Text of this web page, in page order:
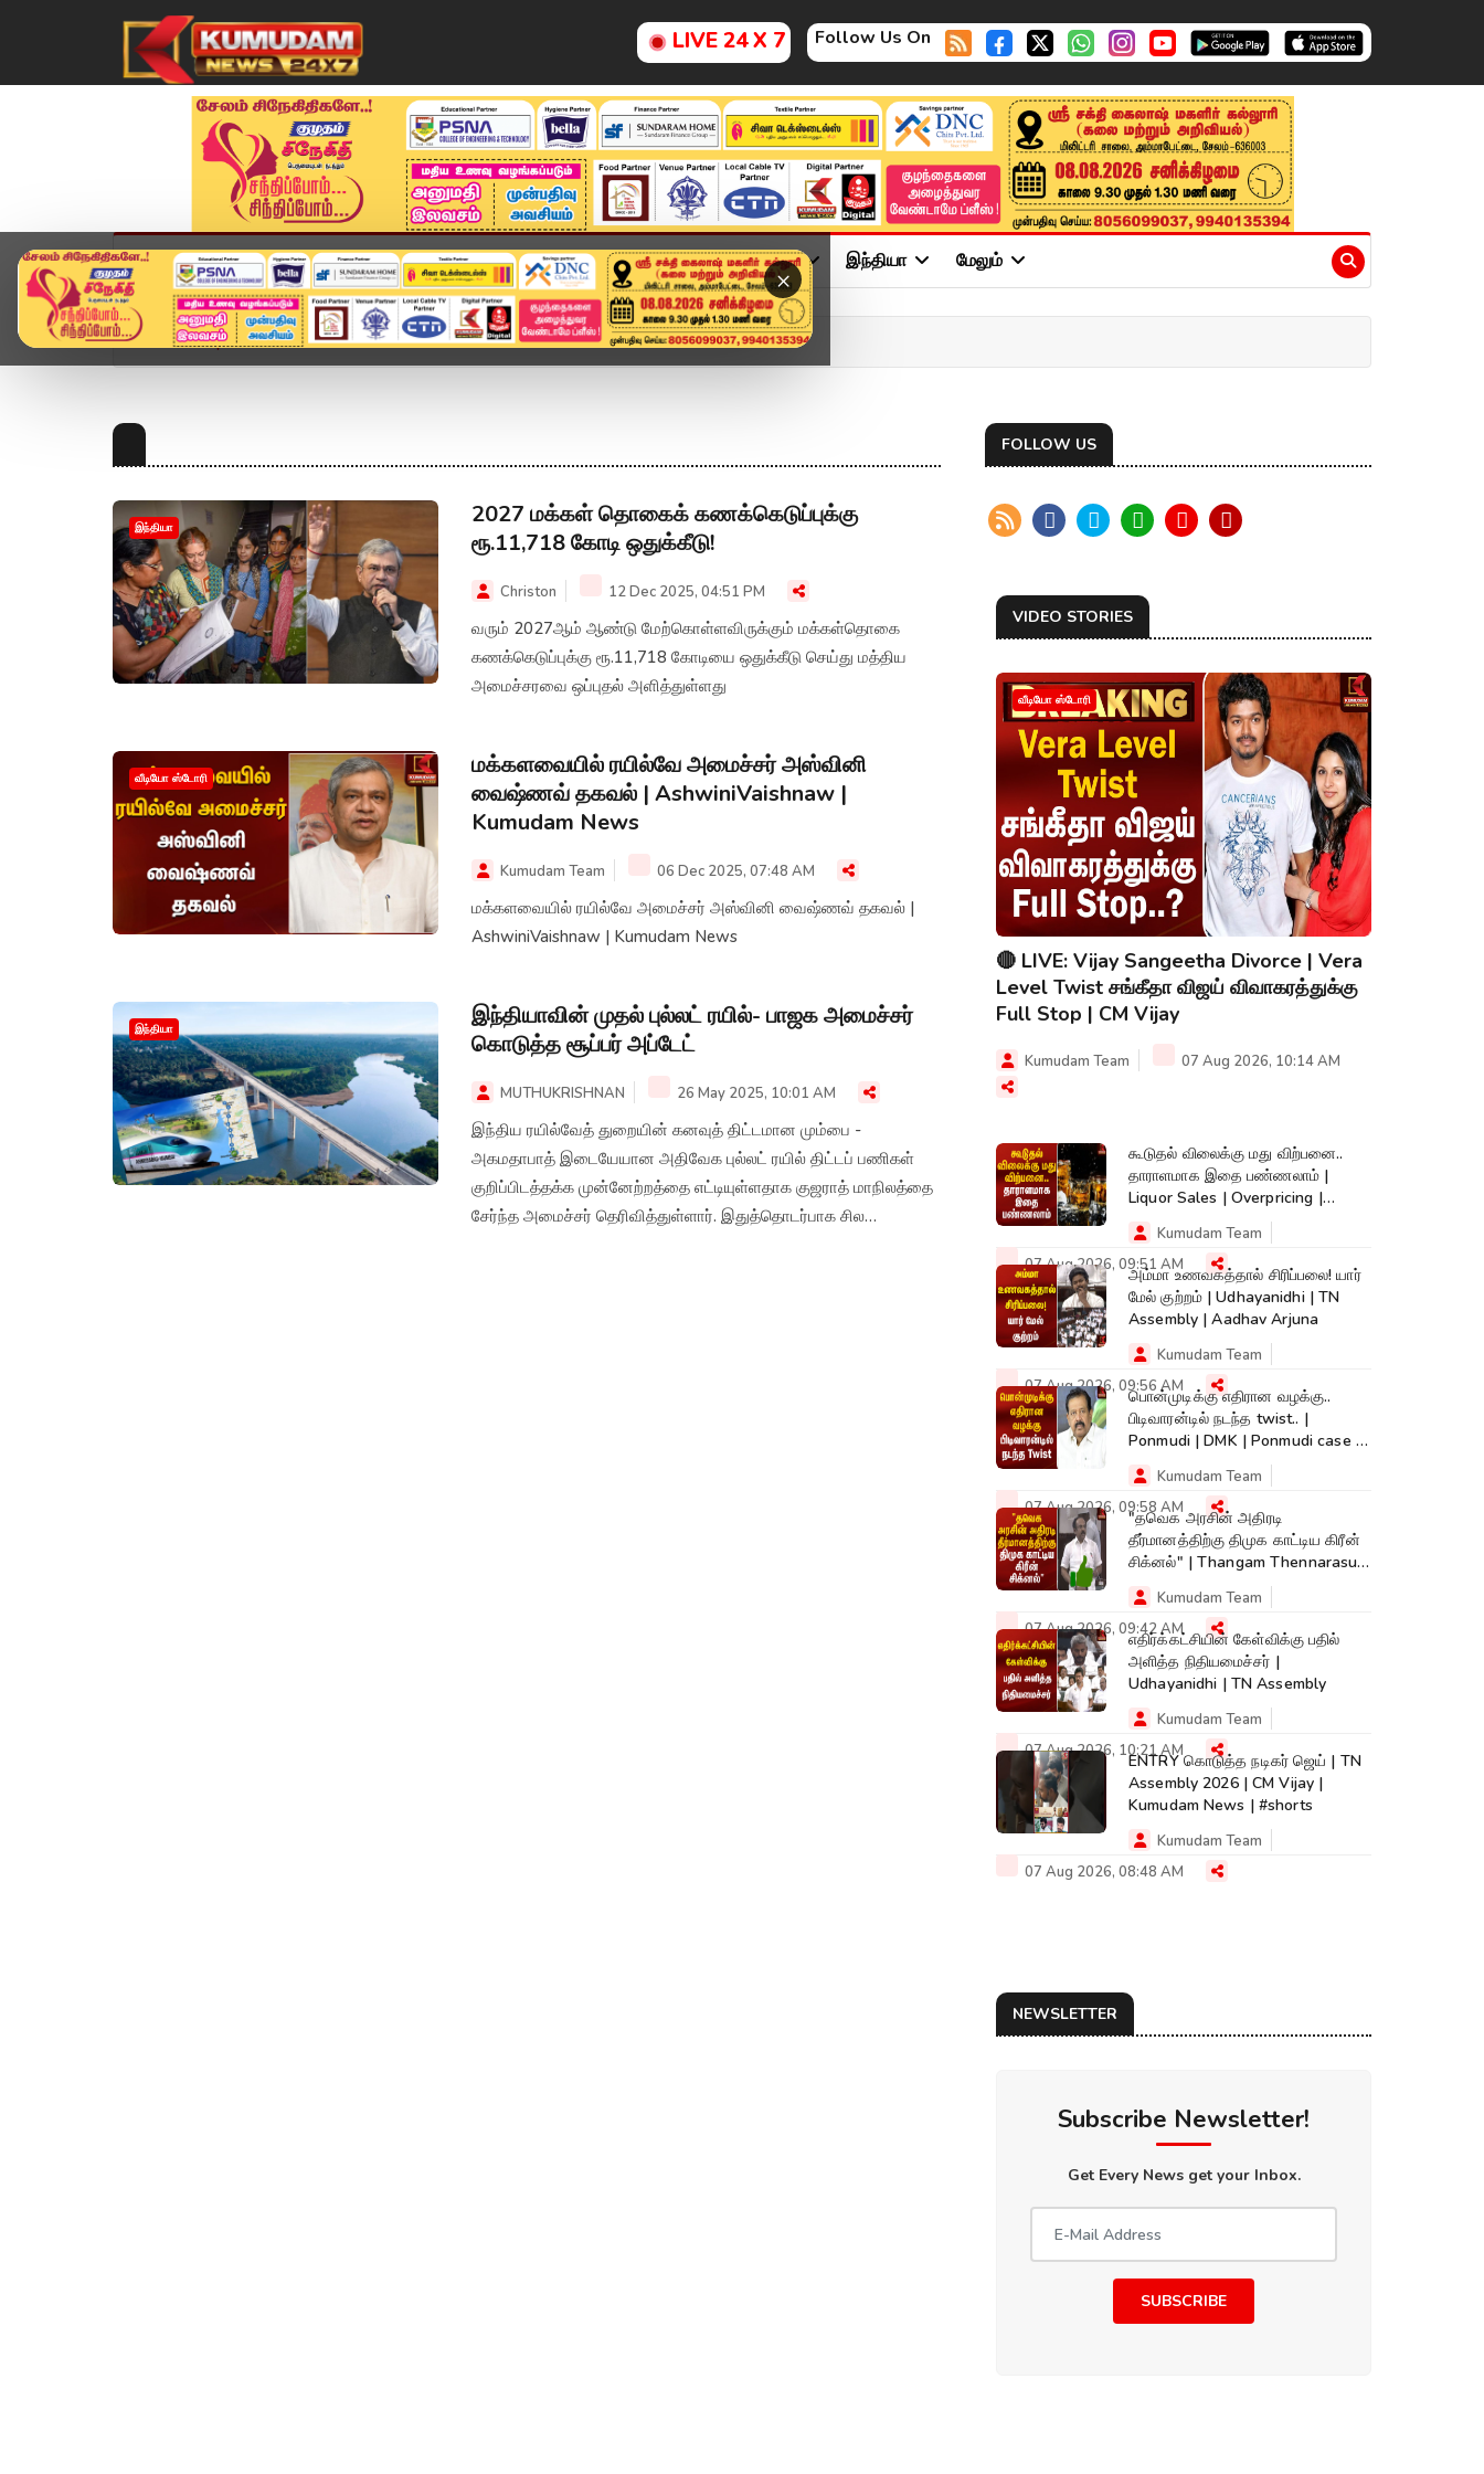
LIVE 24 X 7 Follow Us On
×
முகப்பு விளையாட்டு அண்மை தமிழ்நாடு சினிமா அரசியல் விளையாட்டு இந்தியா மேலும்
Home Topics
இந்தியா
2027 மக்கள் தொகைக் கணக்கெடுப்புக்கு
ரூ.11,718 கோடி ஒதுக்கீடு!
Christon 12 Dec 2025, 04:51 PM
வரும் 2027ஆம் ஆண்டு மேற்கொள்ளவிருக்கும் மக்கள்தொகை
கணக்கெடுப்புக்கு ரூ.11,718 கோடியை ஒதுக்கீடு செய்து மத்திய
அமைச்சரவை ஒப்புதல் அளித்துள்ளது
வீடியோ ஸ்டோரி
மக்களவையில் ரயில்வே அமைச்சர் அஸ்வினி
வைஷ்ணவ் தகவல் | AshwiniVaishnaw |
Kumudam News
Kumudam Team 06 Dec 2025, 07:48 AM
மக்களவையில் ரயில்வே அமைச்சர் அஸ்வினி வைஷ்ணவ் தகவல் |
AshwiniVaishnaw | Kumudam News
இந்தியா
இந்தியாவின் முதல் புல்லட் ரயில்- பாஜக அமைச்சர்
கொடுத்த சூப்பர் அப்டேட்
MUTHUKRISHNAN 26 May 2025, 10:01 AM
இந்திய ரயில்வேத் துறையின் கனவுத் திட்டமான மும்பை -
அகமதாபாத் இடையேயான அதிவேக புல்லட் ரயில் திட்டப் பணிகள்
குறிப்பிடத்தக்க முன்னேற்றத்தை எட்டியுள்ளதாக குஜராத் மாநிலத்தை
சேர்ந்த அமைச்சர் தெரிவித்துள்ளார். இதுத்தொடர்பாக சில
FOLLOW US
VIDEO STORIES
வீடியோ ஸ்டோரி
🔴 LIVE: Vijay Sangeetha Divorce | Vera
Level Twist சங்கீதா விஜய் விவாகரத்துக்கு
Full Stop | CM Vijay
Kumudam Team 07 Aug 2026, 10:14 AM
கூடுதல் விலைக்கு மது விற்பனை..
தாராளமாக இதை பண்ணலாம் |
Liquor Sales | Overpricing |
Kumudam News
Kumudam Team
07 Aug 2026, 09:51 AMஅம்மா உணவகத்தால் சிரிப்பலை! யார்
மேல் குற்றம் | Udhayanidhi | TN
Assembly | Aadhav Arjuna
Kumudam Team
07 Aug 2026, 09:56 AMபொன்முடிக்கு எதிரான வழக்கு..
பிடிவாரன்டில் நடந்த twist.. |
Ponmudi | DMK | Ponmudi case |
Kumudam
Kumudam Team
07 Aug 2026, 09:58 AM"தவெக அரசின் அதிரடி
தீர்மானத்திற்கு திமுக காட்டிய கிரீன்
சிக்னல்" | Thangam Thennarasu |
TN Assembly
Kumudam Team
07 Aug 2026, 09:42 AMஎதிர்க்கட்சியின் கேள்விக்கு பதில்
அளித்த நிதியமைச்சர் |
Udhayanidhi | TN Assembly
Kumudam Team
07 Aug 2026, 10:21 AMENTRY கொடுத்த நடிகர் ஜெய் | TN
Assembly 2026 | CM Vijay |
Kumudam News | #shorts
Kumudam Team
07 Aug 2026, 08:48 AM
NEWSLETTER
Subscribe Newsletter!
Get Every News get your Inbox.
SUBSCRIBE